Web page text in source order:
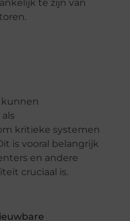
te zijn van
kunnen
kritieke systemen
is vooral belangrijk
en andere
cruciaal is.